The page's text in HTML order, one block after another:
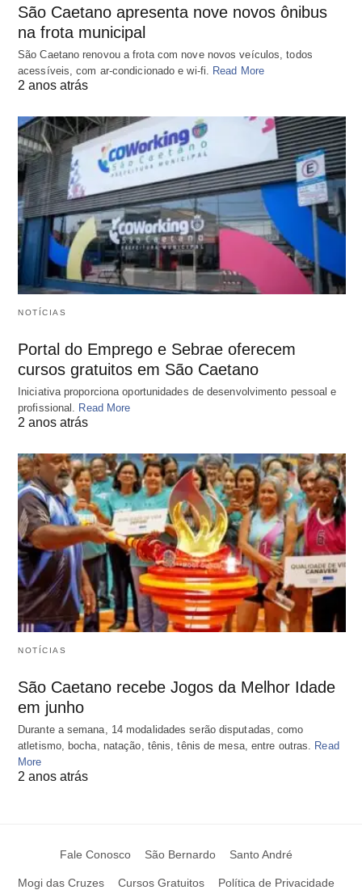
São Caetano apresenta nove novos ônibus
na frota municipal
São Caetano renovou a frota com nove novos veículos, todos
acessíveis, com ar-condicionado e wi-fi.
Read More
2 anos atrás
NOTÍCIAS
Portal do Emprego e Sebrae oferecem
cursos gratuitos em São Caetano
Iniciativa proporciona oportunidades de desenvolvimento pessoal e
profissional. Read More
2 anos atrás
NOTÍCIAS
São Caetano recebe Jogos da Melhor Idade
em junho
Durante a semana, 14 modalidades serão disputadas, como
atletismo, bocha, natação, tênis, tênis de mesa, entre outras. Read
More
2 anos atrás
Fale Conosco São Bernardo Santo André
Mogi das Cruzes Cursos Gratuitos Política de Privacidade